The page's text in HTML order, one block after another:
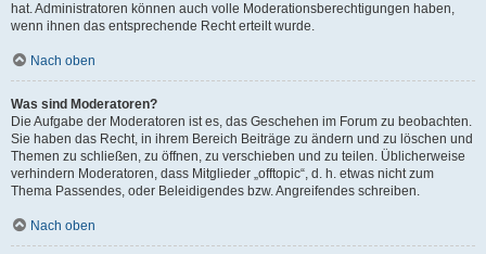
hat. Administratoren können auch volle Moderationsberechtigungen haben,
wenn ihnen das entsprechende Recht erteilt wurde.
Nach oben
Was sind Moderatoren?
Die Aufgabe der Moderatoren ist es, das Geschehen im Forum zu beobachten.
Sie haben das Recht, in ihrem Bereich Beiträge zu ändern und zu löschen und
Themen zu schließen, zu öffnen, zu verschieben und zu teilen. Üblicherweise
verhindern Moderatoren, dass Mitglieder „offtopic“, d. h. etwas nicht zum
Thema Passendes, oder Beleidigendes bzw. Angreifendes schreiben.
Nach oben